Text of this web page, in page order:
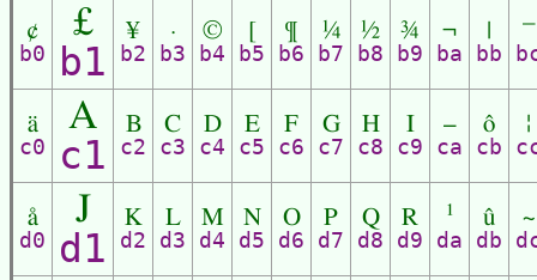
¢
b0
£
b1
¥
b2
·
b3
©
b4
[
b5
¶
b6
¼
b7
½
b8
¾
b9
¬
ba
|
bb
‾
ä
c0
A
c1
B
c2
C
c3
D
c4
E
c5
F
c6
G
c7
H
c8
I
c9
–
ca
ô
cb
¦
å
d0
J
d1
K
d2
L
d3
M
d4
N
d5
O
d6
P
d7
Q
d8
R
d9
¹
da
û
db
~